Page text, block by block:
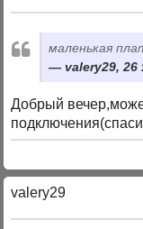
маленькая
valery29, 26
Добрый
valery29